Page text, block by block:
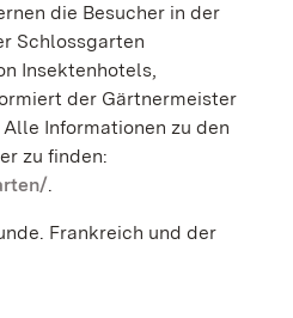
die Besucher in der
Schlossgarten
Insektenhotels,
der Gärtnermeister
Informationen zu den
zu finden:
.
Frankreich und der